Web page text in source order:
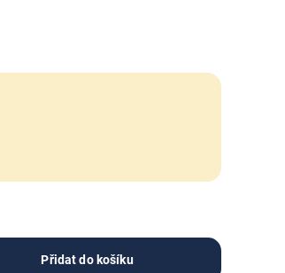
Přidat do košíku